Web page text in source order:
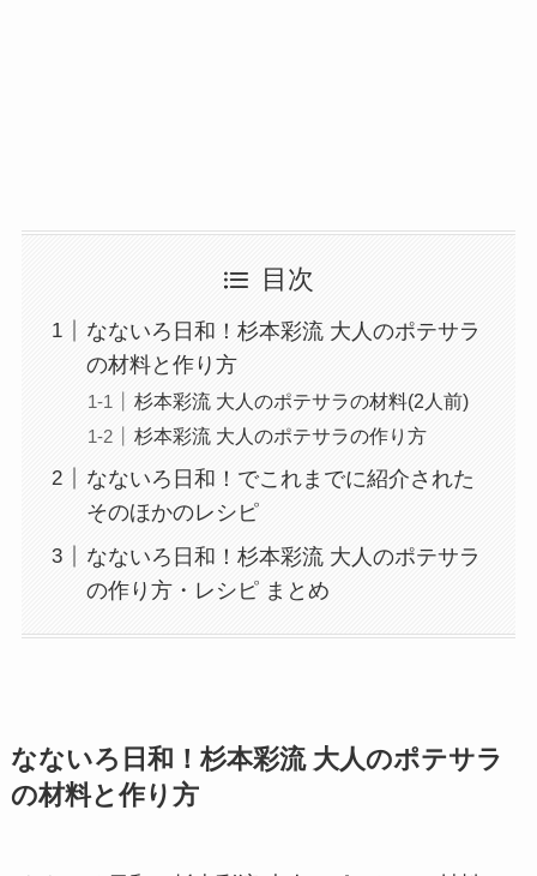
目次
なないろ日和！杉本彩流 大人のポテサラ
の材料と作り方
杉本彩流 大人のポテサラの材料(2人前)
杉本彩流 大人のポテサラの作り方
なないろ日和！でこれまでに紹介された
そのほかのレシピ
なないろ日和！杉本彩流 大人のポテサラ
の作り方・レシピ まとめ
なないろ日和！杉本彩流 大人のポテサラ
の材料と作り方